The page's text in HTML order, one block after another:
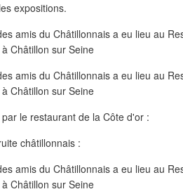
expositions.
le restaurant de la Côte d'or :
châtillonnais :